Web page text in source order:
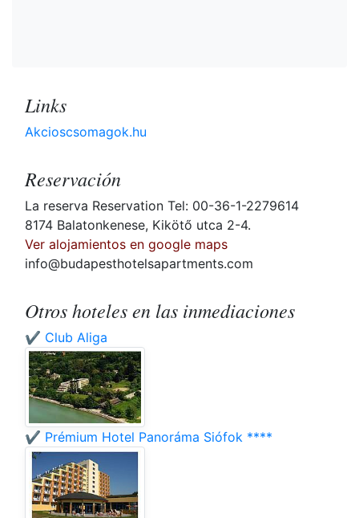
Links
Akcioscsomagok.hu
Reservación
La reserva Reservation Tel: 00-36-1-2279614
8174 Balatonkenese, Kikötő utca 2-4.
Ver alojamientos en google maps
info@budapesthotelsapartments.com
Otros hoteles en las inmediaciones
✔️ Club Aliga
✔️ Prémium Hotel Panoráma Siófok ****